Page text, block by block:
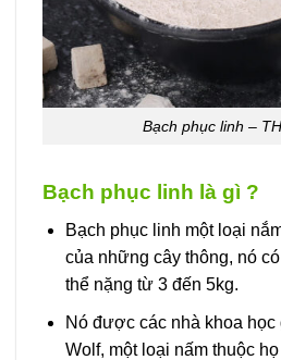
Bạch phục linh –
Bạch phục linh là gì ?
Bạch phục linh một loại
của những cây thông, nó
thể nặng từ 3 đến 5kg.
Nó được các nhà khoa
Wolf, một loại nấm thuộc